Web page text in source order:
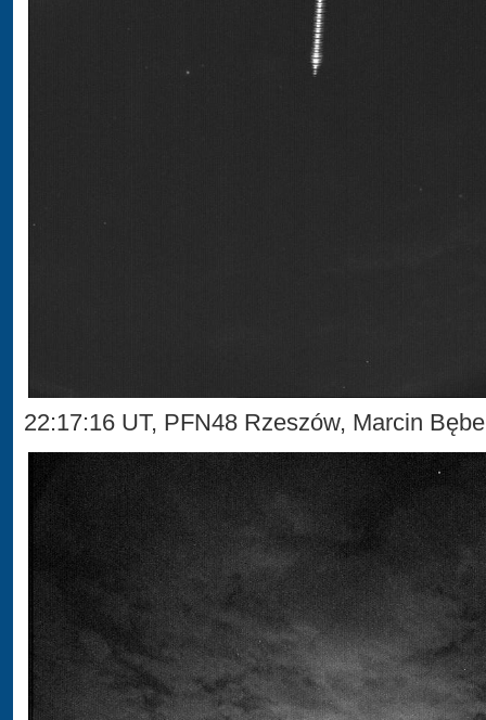
22:17:16 UT, PFN48 Rzeszów, Marcin